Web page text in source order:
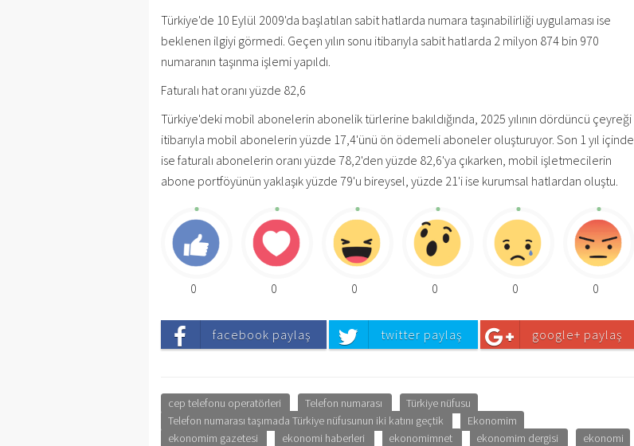
Türkiye'de 10 Eylül 2009'da başlatılan sabit hatlarda numara taşınabilirliği uygulaması ise
beklenen ilgiyi görmedi. Geçen yılın sonu itibarıyla sabit hatlarda 2 milyon 874 bin 970
numaranın taşınma işlemi yapıldı.
Faturalı hat oranı yüzde 82,6
Türkiye'deki mobil abonelerin abonelik türlerine bakıldığında, 2025 yılının dördüncü çeyreği
itibarıyla mobil abonelerin yüzde 17,4'ünü ön ödemeli aboneler oluşturuyor. Son 1 yıl içinde
ise faturalı abonelerin oranı yüzde 78,2'den yüzde 82,6'ya çıkarken, mobil işletmecilerin
abone portföyünün yaklaşık yüzde 79'u bireysel, yüzde 21'i ise kurumsal hatlardan oluştu.
0 0 0 0 0 0
facebook paylaş twitter paylaş google+ paylaş
cep telefonu operatörleri Telefon numarası
Türkiye nüfusu
Telefon numarası taşımada Türkiye nüfusunun iki katını geçtik
Ekonomim
ekonomim gazetesi
ekonomi haberleri ekonomimnet ekonomim dergisi ekonomi